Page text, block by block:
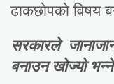
ढाकछोपको विषय
सरकारले
बनाउन खोज्यो